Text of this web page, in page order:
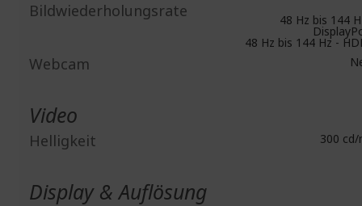
Bildwiederholungsrate 48 Hz bis 144
48 Hz bis 144 Hz -
Webcam
Video
Helligkeit 300 cd/
Display & Auflösung